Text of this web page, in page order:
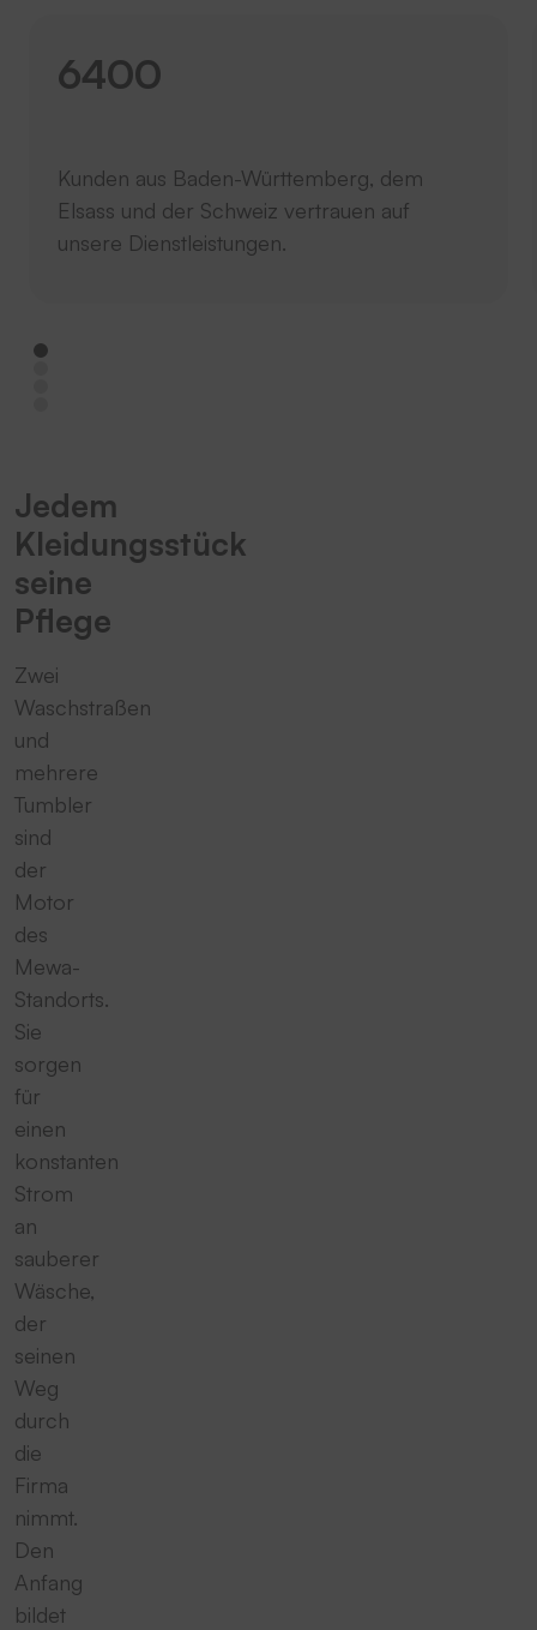
6400
Kunden aus Baden-Württemberg, dem
Elsass und der Schweiz vertrauen auf
unsere Dienstleistungen.
Jedem
Kleidungsstück
seine
Pflege
Zwei
Waschstraßen
und
mehrere
Tumbler
sind
der
Motor
des
Mewa-
Standorts.
Sie
sorgen
für
einen
konstanten
Strom
an
sauberer
Wäsche,
der
seinen
Weg
durch
die
Firma
nimmt.
Den
Anfang
bildet